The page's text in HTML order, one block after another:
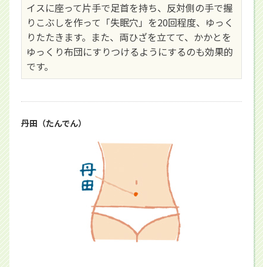
イスに座って片手で足首を持ち、反対側の手で握
りこぶしを作って「失眠穴」を20回程度、ゆっく
りたたきます。また、両ひざを立てて、かかとを
ゆっくり布団にすりつけるようにするのも効果的
です。
丹田（たんでん）